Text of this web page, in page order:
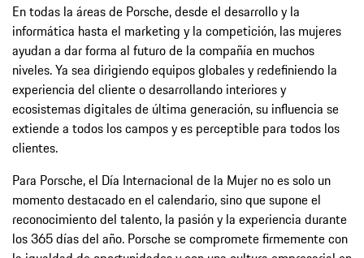
En todas la áreas de Porsche, desde el desarrollo y la
informática hasta el marketing y la competición, las mujeres
ayudan a dar forma al futuro de la compañía en muchos
niveles. Ya sea dirigiendo equipos globales y redefiniendo la
experiencia del cliente o desarrollando interiores y
ecosistemas digitales de última generación, su influencia se
extiende a todos los campos y es perceptible para todos los
clientes.
Para Porsche, el Día Internacional de la Mujer no es solo un
momento destacado en el calendario, sino que supone el
reconocimiento del talento, la pasión y la experiencia durante
los 365 días del año. Porsche se compromete firmemente con